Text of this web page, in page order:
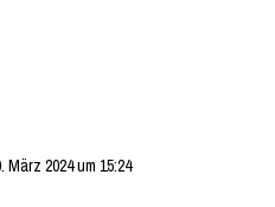
März 2024 um 15:24